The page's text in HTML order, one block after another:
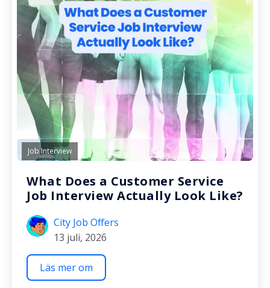
Job Interview
What Does a Customer Service
Job Interview Actually Look Like?
City Job Offers
13 juli, 2026
Läs mer om